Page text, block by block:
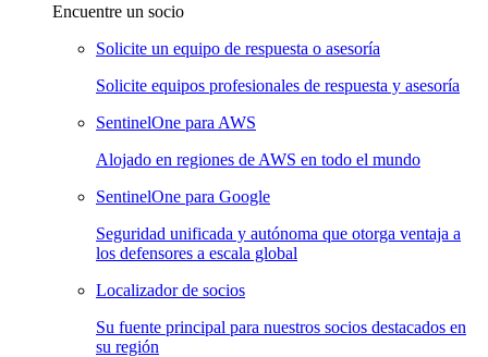
Encuentre un socio
Solicite un equipo de respuesta o asesoría
Solicite equipos profesionales de respuesta y asesoría
SentinelOne para AWS
Alojado en regiones de AWS en todo el mundo
SentinelOne para Google
Seguridad unificada y autónoma que otorga ventaja a
los defensores a escala global
Localizador de socios
Su fuente principal para nuestros socios destacados en
su región